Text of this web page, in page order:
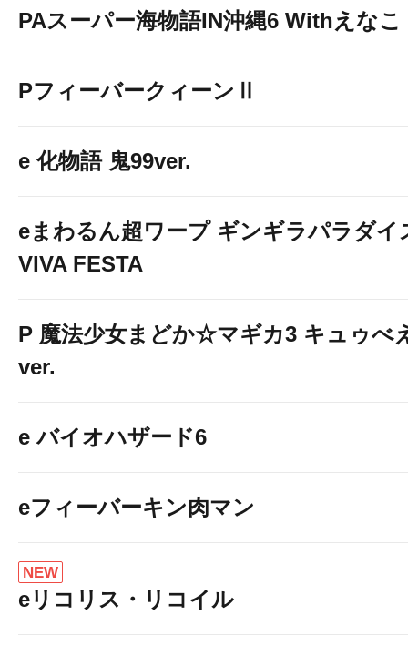
PAスーパー海物語IN沖縄6 Withえなこ
PフィーバークィーンⅡ
e 化物語 鬼99ver.
eまわるん超ワープ ギンギラパラダイ
VIVA FESTA
P 魔法少女まどか☆マギカ3 キュゥべ
ver.
e バイオハザード6
eフィーバーキン肉マン
NEW
eリコリス・リコイル